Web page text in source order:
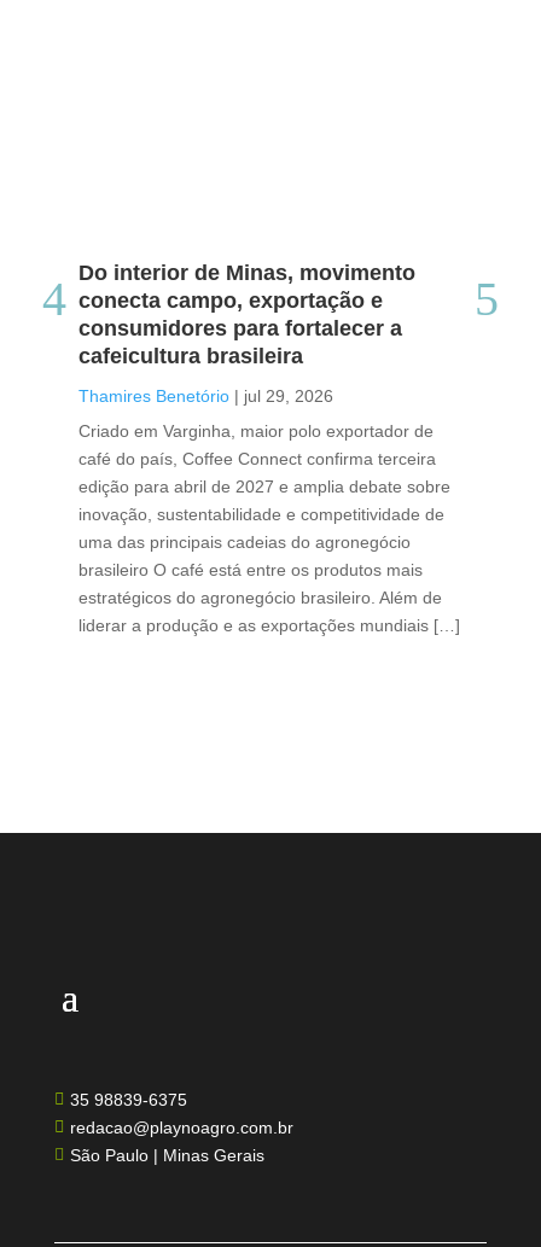
Do interior de Minas, movimento
conecta campo, exportação e
consumidores para fortalecer a
cafeicultura brasileira
Thamires Benetório | jul 29, 2026
Criado em Varginha, maior polo exportador de
café do país, Coffee Connect confirma terceira
edição para abril de 2027 e amplia debate sobre
inovação, sustentabilidade e competitividade de
uma das principais cadeias do agronegócio
brasileiro O café está entre os produtos mais
estratégicos do agronegócio brasileiro. Além de
liderar a produção e as exportações mundiais […]
 35 98839-6375
 redacao@playnoagro.com.br
 São Paulo | Minas Gerais